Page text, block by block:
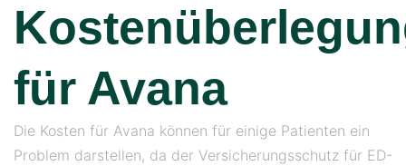
für Avana
Die Kosten für Avana können für einige Patienten ein
Problem darstellen, da der Versicherungsschutz für ED-